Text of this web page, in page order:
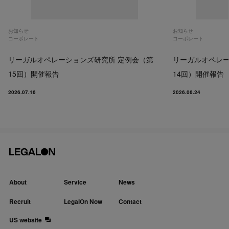
お知らせ
コーポレート
リーガルオペレーションズ研究所 定例会（第
15回）開催報告
2026.07.16
お知らせ
コーポレート
リーガルオペレ
14回）開催報告
2026.06.24
About Service News
Recruit LegalOn Now
Contact
US website